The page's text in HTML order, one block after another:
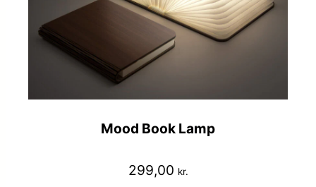
Mood Book Lamp
299,00 kr.